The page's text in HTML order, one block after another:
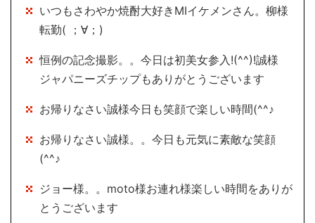
いつもさわやか焼酎大好きMIイケメンさん。柳様
転勤( ；∀；)
恒例の記念撮影。。今日は初美女参入!(^^)!誠様
ジャパニーズチップもありがとうございます
お帰りなさい誠様今日も笑顔で楽しい時間(^^♪
お帰りなさい誠様。。今日も元気に素敵な笑顔
(^^♪
ジョー様。。moto様お連れ様楽しい時間をありが
とうございます